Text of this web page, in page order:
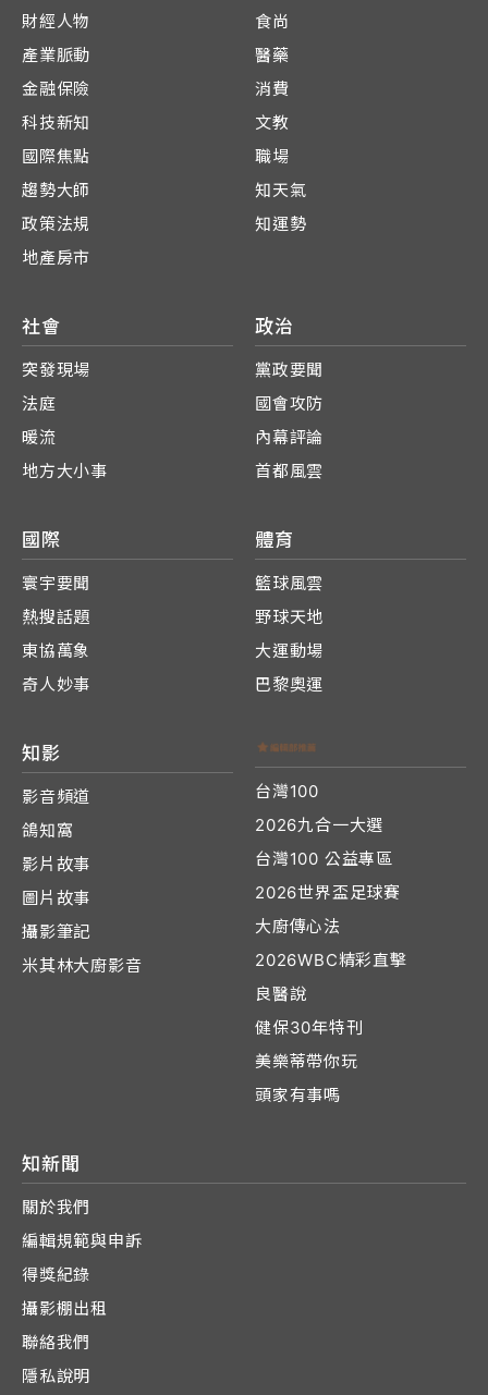
財經人物
產業脈動
金融保險
科技新知
國際焦點
趨勢大師
政策法規
地產房市
食尚
醫藥
消費
文教
職場
知天氣
知運勢
社會
突發現場
法庭
暖流
地方大小事
政治
黨政要聞
國會攻防
內幕評論
首都風雲
國際
寰宇要聞
熱搜話題
東協萬象
奇人妙事
體育
籃球風雲
野球天地
大運動場
巴黎奧運
知影
影音頻道
鴿知窩
影片故事
圖片故事
攝影筆記
米其林大廚影音
台灣100
2026九合一大選
台灣100 公益專區
2026世界盃足球賽
大廚傳心法
2026WBC精彩直擊
良醫說
健保30年特刊
美樂蒂帶你玩
頭家有事嗎
知新聞
關於我們
編輯規範與申訴
得獎紀錄
攝影棚出租
聯絡我們
隱私說明